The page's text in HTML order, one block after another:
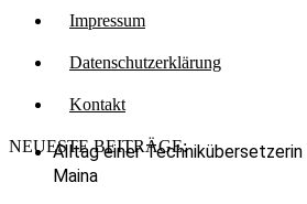
Impressum
Datenschutzerklärung
Kontakt
NEUESTE BEITRÄGE:
Alltag einer
Maina